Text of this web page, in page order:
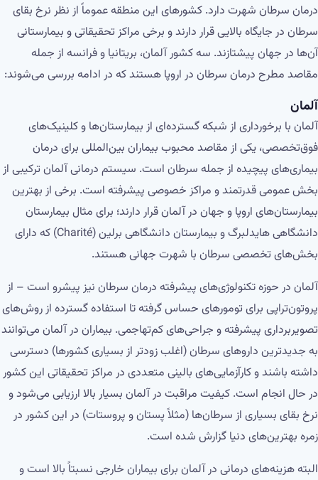
درمان سرطان شهرت دارد. کشورهای این منطقه عموماً از نظر نرخ بقای
سرطان در جایگاه بالایی قرار دارند و برخی مراکز تحقیقاتی و بیمارستانی
آن‌ها در جهان پیشتازند. سه کشور آلمان، بریتانیا و فرانسه از جمله
مقاصد مطرح درمان سرطان در اروپا هستند که در ادامه بررسی می‌شوند:
آلمان
آلمان با برخورداری از شبکه گسترده‌ای از بیمارستان‌ها و کلینیک‌های
فوق‌تخصصی، یکی از مقاصد محبوب بیماران بین‌المللی برای درمان
بیماری‌های پیچیده از جمله سرطان است. سیستم درمانی آلمان ترکیبی از
بخش عمومی قدرتمند و مراکز خصوصی پیشرفته است. برخی از بهترین
بیمارستان‌های اروپا و جهان در آلمان قرار دارند؛ برای مثال بیمارستان
دانشگاهی هایدلبرگ و بیمارستان دانشگاهی برلین (Charité) که دارای
بخش‌های تخصصی سرطان با شهرت جهانی هستند.
آلمان در حوزه تکنولوژی‌های پیشرفته درمان سرطان نیز پیشرو است – از
پروتون‌تراپی برای تومورهای حساس گرفته تا استفاده گسترده از روش‌های
تصویربرداری پیشرفته و جراحی‌های کم‌تهاجمی. بیماران در آلمان می‌توانند
به جدیدترین داروهای سرطان (اغلب زودتر از بسیاری کشورها) دسترسی
داشته باشند و کارآزمایی‌های بالینی متعددی در مراکز تحقیقاتی این کشور
در حال انجام است. کیفیت مراقبت در آلمان بسیار بالا ارزیابی می‌شود و
نرخ بقای بسیاری از سرطان‌ها (مثلاً پستان و پروستات) در این کشور در
زمره بهترین‌های دنیا گزارش شده است.
البته هزینه‌های درمانی در آلمان برای بیماران خارجی نسبتاً بالا است و